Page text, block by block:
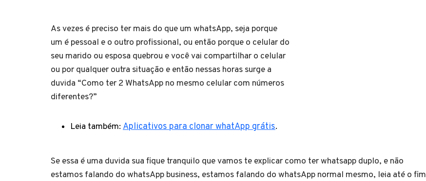
As vezes é preciso ter mais do que um whatsApp, seja porque
um é pessoal e o outro profissional, ou então porque o celular do
seu marido ou esposa quebrou e você vai compartilhar o celular
ou por qualquer outra situação e então nessas horas surge a
duvida “Como ter 2 WhatsApp no mesmo celular com números
diferentes?”
Leia também: Aplicativos para clonar whatApp grátis.
Se essa é uma duvida sua fique tranquilo que vamos te explicar como ter whatsapp duplo, e não
estamos falando do whatsApp business, estamos falando do whatsApp normal mesmo, leia até o fim